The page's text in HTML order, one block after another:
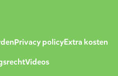
Privacy policyExtra kosten
Videos